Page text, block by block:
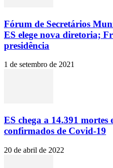
Fórum de Secretários
ES elege nova diretoria;
presidência
1 de setembro de 2021
ES chega a 14.391 mortes
confirmados de Covid-19
20 de abril de 2022